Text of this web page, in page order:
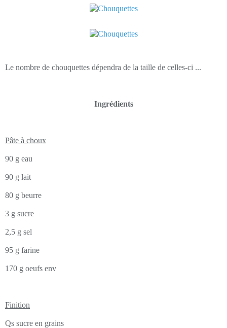
Le nombre de chouquettes dépendra de la taille de celles-ci ...
Ingrédients
Pâte à choux
90 g eau
90 g lait
80 g beurre
3 g sucre
2,5 g sel
95 g farine
170 g oeufs env
Finition
Qs sucre en grains